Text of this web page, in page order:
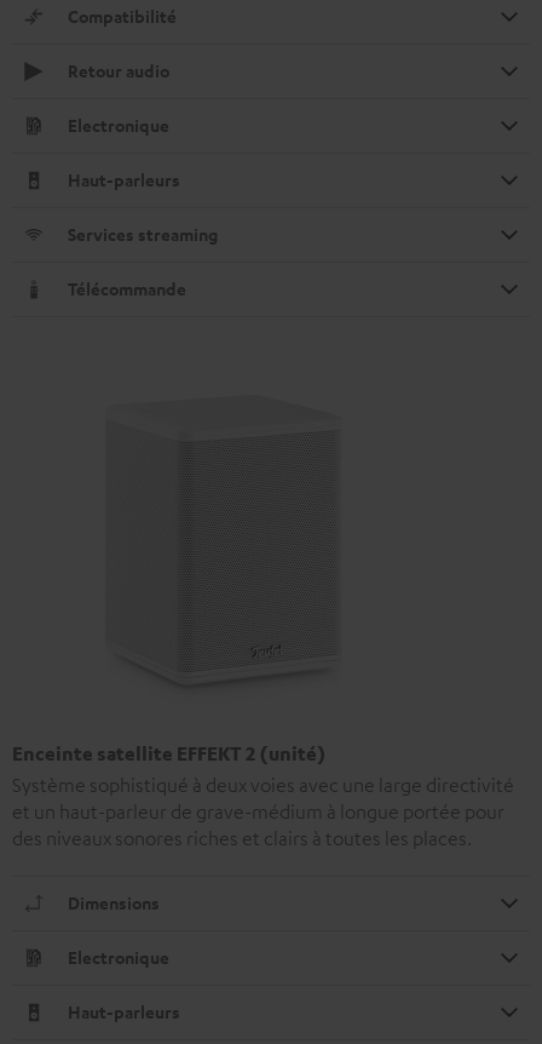
Compatibilité
Retour audio
Electronique
Haut-parleurs
Services streaming
Télécommande
Enceinte satellite EFFEKT 2 (unité)
Système sophistiqué à deux voies avec une large directivité
et un haut-parleur de grave-médium à longue portée pour
des niveaux sonores riches et clairs à toutes les places.
Dimensions
Electronique
Haut-parleurs